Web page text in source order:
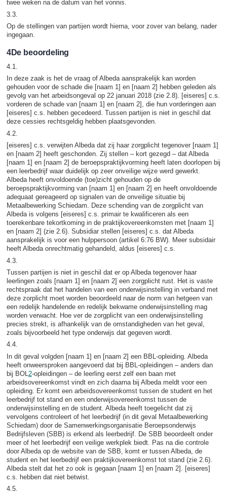
twee weken na de datum van het vonnis.
3.3.
Op de stellingen van partijen wordt hierna, voor zover van belang, nader
ingegaan.
4De beoordeling
4.1.
In deze zaak is het de vraag of Albeda aansprakelijk kan worden
gehouden voor de schade die [naam 1] en [naam 2] hebben geleden als
gevolg van het arbeidsongeval op 22 januari 2018 (zie 2.8). [eiseres] c.s.
vorderen de schade van [naam 1] en [naam 2], die hun vorderingen aan
[eiseres] c.s. hebben gecedeerd. Tussen partijen is niet in geschil dat
deze cessies rechtsgeldig hebben plaatsgevonden.
4.2.
[eiseres] c.s. verwijten Albeda dat zij haar zorgplicht tegenover [naam 1]
en [naam 2] heeft geschonden. Zij stellen – kort gezegd – dat Albeda
[naam 1] en [naam 2] de beroepspraktijkvorming heeft laten doorlopen bij
een leerbedrijf waar duidelijk op zeer onveilige wijze werd gewerkt.
Albeda heeft onvoldoende (toe)zicht gehouden op de
beroepspraktijkvorming van [naam 1] en [naam 2] en heeft onvoldoende
adequaat gereageerd op signalen van de onveilige situatie bij
Metaalbewerking Schiedam. Deze schending van de zorgplicht van
Albeda is volgens [eiseres] c.s. primair te kwalificeren als een
toerekenbare tekortkoming in de praktijkovereenkomsten met [naam 1]
en [naam 2] (zie 2.6). Subsidiar stellen [eiseres] c.s. dat Albeda
aansprakelijk is voor een hulppersoon (artikel 6:76 BW). Meer subsidair
heeft Albeda onrechtmatig gehandeld, aldus [eiseres] c.s.
4.3.
Tussen partijen is niet in geschil dat er op Albeda tegenover haar
leerlingen zoals [naam 1] en [naam 2] een zorgplicht rust. Het is vaste
rechtspraak dat het handelen van een onderwijsinstelling in verband met
deze zorplicht moet worden beoordeeld naar de norm van hetgeen van
een redelijk handelende en redelijk bekwame onderwijsinstelling mag
worden verwacht. Hoe ver de zorgplicht van een onderwijsinstelling
precies strekt, is afhankelijk van de omstandigheden van het geval,
zoals bijvoorbeeld het type onderwijs dat gegeven wordt.
4.4.
In dit geval volgden [naam 1] en [naam 2] een BBL-opleiding. Albeda
heeft onweersproken aangevoerd dat bij BBL-opleidingen – anders dan
bij BOL 2-opleidingen – de leerling eerst zelf een baan met
arbeidsovereenkomst vindt en zich daarna bij Albeda meldt voor een
opleiding. Er komt een arbeidsovereenkomst tussen de student en het
leerbedrijf tot stand en een onderwijsovereenkomst tussen de
onderwijsinstelling en de student. Albeda heeft toegelicht dat zij
vervolgens controleert of het leerbedrijf (in dit geval Metaalbewerking
Schiedam) door de Samenwerkingsorganisatie Beroepsonderwijs
Bedrijfsleven (SBB) is erkend als leerbedrijf. De SBB beoordeelt onder
meer of het leerbedrijf een veilige werkplek biedt. Pas na die controle
door Albeda op de website van de SBB, komt er tussen Albeda, de
student en het leerbedrijf een praktijkovereenkomst tot stand (zie 2.6).
Albeda stelt dat het zo ook is gegaan [naam 1] en [naam 2]. [eiseres]
c.s. hebben dat niet betwist.
4.5.